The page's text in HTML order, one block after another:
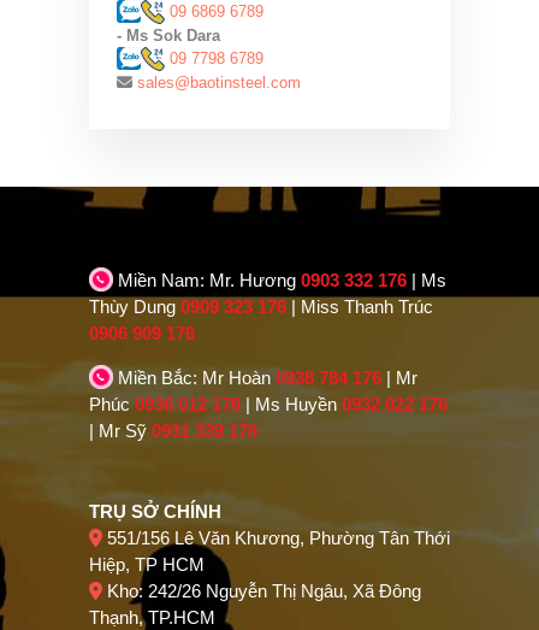
09 6869 6789
- Ms Sok Dara
09 7798 6789
sales@baotinsteel.com
Miền Nam: Mr. Hương 0903 332 176 | Ms
Thùy Dung 0909 323 176 | Miss Thanh Trúc
0906 909 176
Miền Bắc: Mr Hoàn 0938 784 176 | Mr
Phúc0936 012 176 | Ms Huyền 0932 022 176
| Mr Sỹ 0931 339 176
TRỤ SỞ CHÍNH
551/156 Lê Văn Khương, Phường Tân Thới
Hiệp, TP HCM
Kho: 242/26 Nguyễn Thị Ngâu, Xã Đông
Thạnh, TP.HCM